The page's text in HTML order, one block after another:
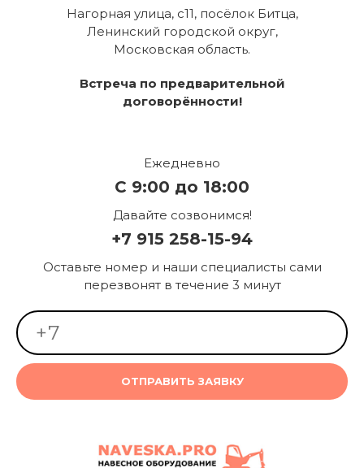
Нагорная улица, с11, посёлок Битца,
Ленинский городской округ,
Московская область.
Встреча по предварительной
договорённости!
Ежедневно
С 9:00 до 18:00
Давайте созвонимся!
+7 915 258-15-94
Оставьте номер и наши специалисты сами
перезвонят в течение 3 минут
ОТПРАВИТЬ ЗАЯВКУ